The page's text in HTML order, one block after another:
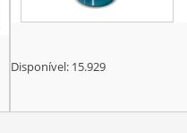
Disponível: 15.929